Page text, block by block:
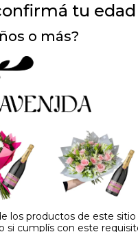
+
ROCHER X12
OFF
tu edad
o más?
los productos de este
si cumplís con este